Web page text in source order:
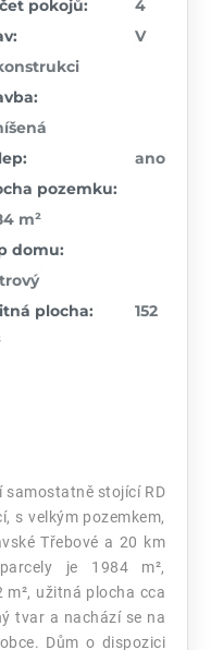
pokojů:
4
V
ano
pozemku:
m²
domu:
plocha:
152
samostatně stojící RD
s velkým pozemkem,
Třebové a 20 km
je 1984 m²,
užitná plocha cca
tvar a nachází se na
Dům o dispozici